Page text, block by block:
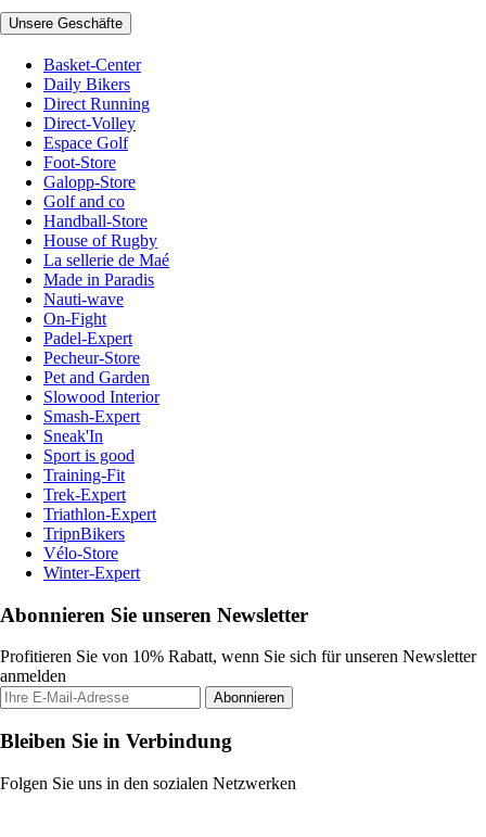
Unsere Geschäfte
Basket-Center
Daily Bikers
Direct Running
Direct-Volley
Espace Golf
Foot-Store
Galopp-Store
Golf and co
Handball-Store
House of Rugby
La sellerie de Maé
Made in Paradis
Nauti-wave
On-Fight
Padel-Expert
Pecheur-Store
Pet and Garden
Slowood Interior
Smash-Expert
Sneak'In
Sport is good
Training-Fit
Trek-Expert
Triathlon-Expert
TripnBikers
Vélo-Store
Winter-Expert
Abonnieren Sie unseren Newsletter
Profitieren Sie von 10% Rabatt, wenn Sie sich für unseren Newsletter
anmelden
Abonnieren
Bleiben Sie in Verbindung
Folgen Sie uns in den sozialen Netzwerken